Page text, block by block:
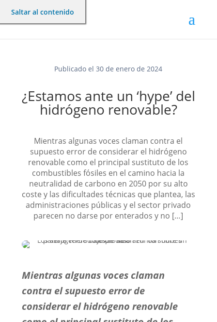
Saltar al contenido
Publicado el 30 de enero de 2024
¿Estamos ante un ‘hype’ del
hidrógeno renovable?
Mientras algunas voces claman contra el
supuesto error de considerar el hidrógeno
renovable como el principal sustituto de los
combustibles fósiles en el camino hacia la
neutralidad de carbono en 2050 por su alto
coste y las dificultades técnicas que plantea, las
administraciones públicas y el sector privado
parecen no darse por enterados y no […]
Mientras algunas voces claman
contra el supuesto error de
considerar el hidrógeno renovable